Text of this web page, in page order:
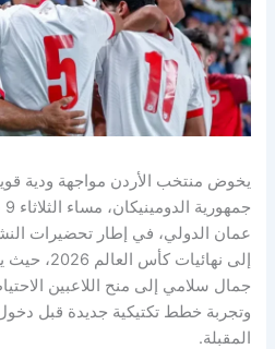
يخوض منتخب الأردن مواجهة ودية
عمان الدولي، في إطار تحضيرات
إلى نهائيات
جمال سلامي إلى منح اللاعبين
وتجربة خطط تكتيكية جديدة قبل
المقبلة.